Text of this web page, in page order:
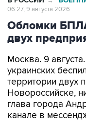
06:27, 9 августа 2026
Обломки
двух
Москва. 9
украинских
территории двух
Новороссийске,
глава города
канале в